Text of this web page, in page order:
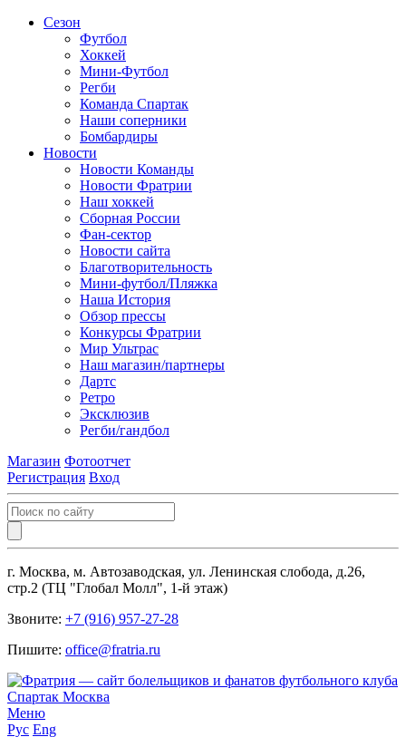
Сезон
Футбол
Хоккей
Мини-Футбол
Регби
Команда Спартак
Наши соперники
Бомбардиры
Новости
Новости Команды
Новости Фратрии
Наш хоккей
Сборная России
Фан-cектор
Новости сайта
Благотворительность
Мини-футбол/Пляжка
Наша История
Обзор прессы
Конкурсы Фратрии
Мир Ультрас
Наш магазин/партнеры
Дартс
Ретро
Эксклюзив
Регби/гандбол
Магазин Фотоотчет
Регистрация Вход
г. Москва, м. Автозаводская, ул. Ленинская слобода, д.26,
стр.2 (ТЦ "Глобал Молл", 1-й этаж)
Звоните: +7 (916) 957-27-28
Пишите: office@fratria.ru
Меню
Рус Eng